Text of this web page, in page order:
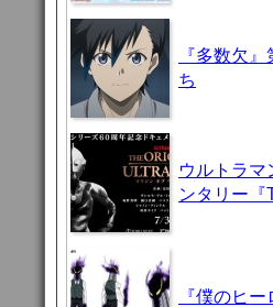
『多数欠
ち
ウルトラ
ンタリー『
『僕のヒ